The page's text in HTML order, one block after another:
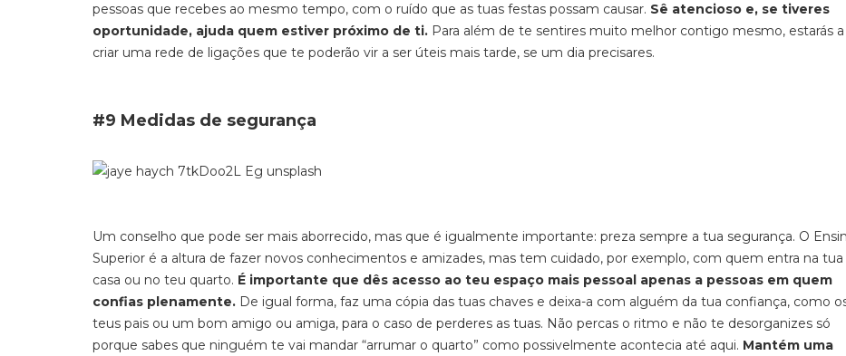
pessoas que recebes ao mesmo tempo, com o ruído que as tuas festas possam causar. Sê atencioso e, se tiveres
oportunidade, ajuda quem estiver próximo de ti. Para além de te sentires muito melhor contigo mesmo, estarás a
criar uma rede de ligações que te poderão vir a ser úteis mais tarde, se um dia precisares.
#9 Medidas de segurança
Um conselho que pode ser mais aborrecido, mas que é igualmente importante: preza sempre a tua segurança. O
Superior é a altura de fazer novos conhecimentos e amizades, mas tem cuidado, por exemplo, com quem entra na tua
casa ou no teu quarto. É importante que dês acesso ao teu espaço mais pessoal apenas a pessoas em quem
confias plenamente. De igual forma, faz uma cópia das tuas chaves e deixa-a com alguém da tua confiança, como
teus pais ou um bom amigo ou amiga, para o caso de perderes as tuas. Não percas o ritmo e não te desorganizes só
porque sabes que ninguém te vai mandar “arrumar o quarto” como possivelmente acontecia até aqui. Mantém uma